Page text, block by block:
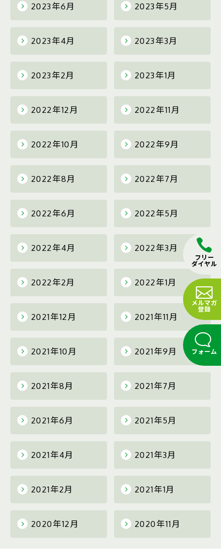
フリー
ダイヤル
メルマガ
登録
フォーム
2023年6月 2023年5月
2023年4月 2023年3月
2023年2月 2023年1月
2022年12月 2022年11月
2022年10月 2022年9月
2022年8月 2022年7月
2022年6月 2022年5月
2022年4月 2022年3月
2022年2月 2022年1月
2021年12月 2021年11月
2021年10月 2021年9月
2021年8月 2021年7月
2021年6月 2021年5月
2021年4月 2021年3月
2021年2月 2021年1月
2020年12月 2020年11月